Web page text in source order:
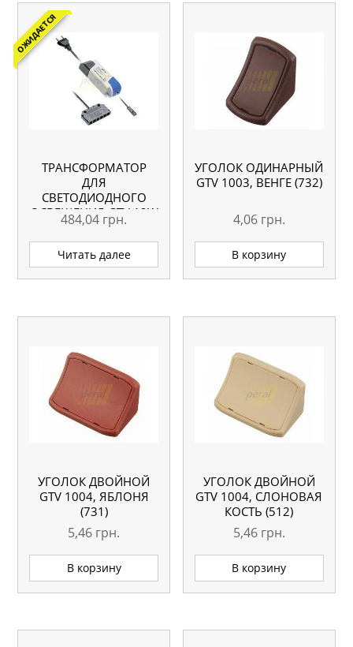
ОЖИДАЕТСЯ
ТРАНСФОРМАТОР
ДЛЯ
СВЕТОДИОДНОГО
ОСВЕЩЕНИЯ GTV 12W
484,04 грн.
Читать далее
УГОЛОК ОДИНАРНЫЙ
GTV 1003, ВЕНГЕ (732)
4,06 грн.
В корзину
УГОЛОК ДВОЙНОЙ
GTV 1004, ЯБЛОНЯ
(731)
5,46 грн.
В корзину
УГОЛОК ДВОЙНОЙ
GTV 1004, СЛОНОВАЯ
КОСТЬ (512)
5,46 грн.
В корзину